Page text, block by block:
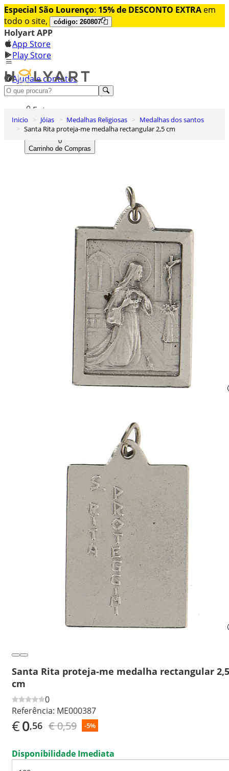
Especial São Lourenço: 15% de DESCONTO EXTRA em
todo o site,
código: 260807
Holyart APP
App Store
Play Store
Ajuda e contatos
Conheça premium
Entrar
Lista de Desejos
0
Carrinho de Compras
Inicio Jóias Medalhas Religiosas
Medalhas dos santos
Santa Rita proteja-me medalha rectangular 2,5 cm
Santa Rita proteja-me medalha rectangular 2,5
cm
0
Referência: ME000387
€0,56 € 0,59 -5%
Disponibilidade Imediata